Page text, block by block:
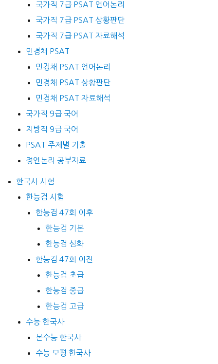
국가직 7급 PSAT 언어논리
국가직 7급 PSAT 상황판단
국가직 7급 PSAT 자료해석
민경채 PSAT
민경채 PSAT 언어논리
민경채 PSAT 상황판단
민경채 PSAT 자료해석
국가직 9급 국어
지방직 9급 국어
PSAT 주제별 기출
정언논리 공부자료
한국사 시험
한능검 시험
한능검 47회 이후
한능검 기본
한능검 심화
한능검 47회 이전
한능검 초급
한능검 중급
한능검 고급
수능 한국사
본수능 한국사
수능 모평 한국사